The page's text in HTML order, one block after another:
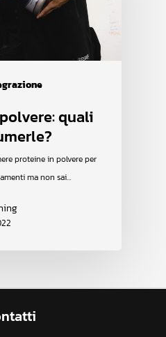
quali
proteine in polvere per
ma non sai…